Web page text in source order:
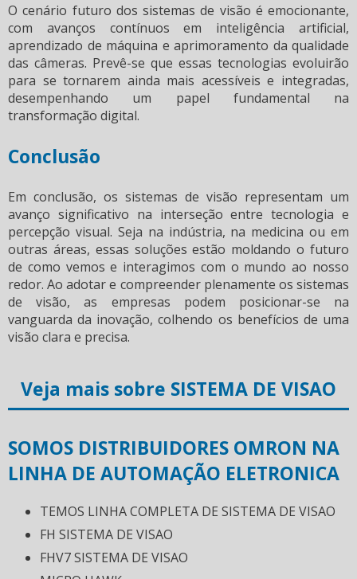
O cenário futuro dos sistemas de visão é emocionante,
com avanços contínuos em inteligência artificial,
aprendizado de máquina e aprimoramento da qualidade
das câmeras. Prevê-se que essas tecnologias evoluirão
para se tornarem ainda mais acessíveis e integradas,
desempenhando um papel fundamental na
transformação digital.
Conclusão
Em conclusão, os sistemas de visão representam um
avanço significativo na interseção entre tecnologia e
percepção visual. Seja na indústria, na medicina ou em
outras áreas, essas soluções estão moldando o futuro
de como vemos e interagimos com o mundo ao nosso
redor. Ao adotar e compreender plenamente os sistemas
de visão, as empresas podem posicionar-se na
vanguarda da inovação, colhendo os benefícios de uma
visão clara e precisa.
Veja mais sobre SISTEMA DE VISAO
SOMOS DISTRIBUIDORES OMRON NA
LINHA DE AUTOMAÇÃO ELETRONICA
TEMOS LINHA COMPLETA DE SISTEMA DE VISAO
FH SISTEMA DE VISAO
FHV7 SISTEMA DE VISAO